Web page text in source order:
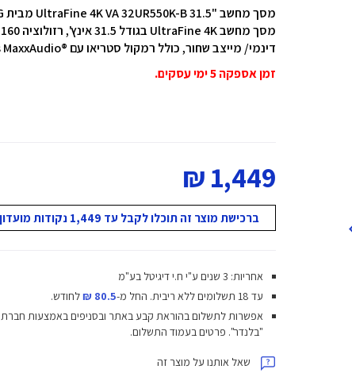
מסך מחשב "31.5 UltraFine 4K VA 32UR550K-B מבית LG
דינמי/ מייצב שחור, כולל רמקול סטריאו עם ®Waves MaxxAudio ומעמד עם אפשרויות כוונון (גובה/הטיה/סיבוב)
זמן אספקה 5 ימי עסקים.
1,449 ₪
ברכישת מוצר זה תוכלו לקבל עד 1,449 נקודות מועדון!
אחריות: 3 שנים ע"י ח.י דיגיטל בע"מ
עד 18 תשלומים ללא ריבית.
החל מ-80.5 ₪
לחודש.
אפשרות לתשלום בהוראת קבע באתר ובסניפים באמצעות חברת
"בלנדר". פרטים בעמוד התשלום.
שאל אותנו על מוצר זה